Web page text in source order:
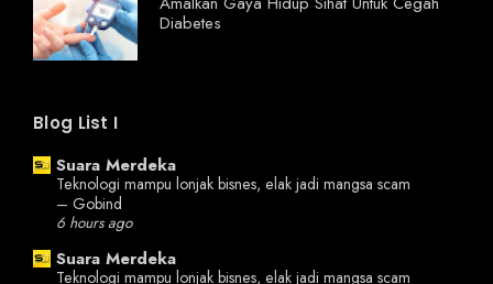
Diabetes
Blog List I
Suara Merdeka
Teknologi mampu lonjak bisnes, elak jadi mangsa scam
– Gobind
6 hours ago
Suara Merdeka
Teknologi mampu lonjak bisnes, elak jadi mangsa scam